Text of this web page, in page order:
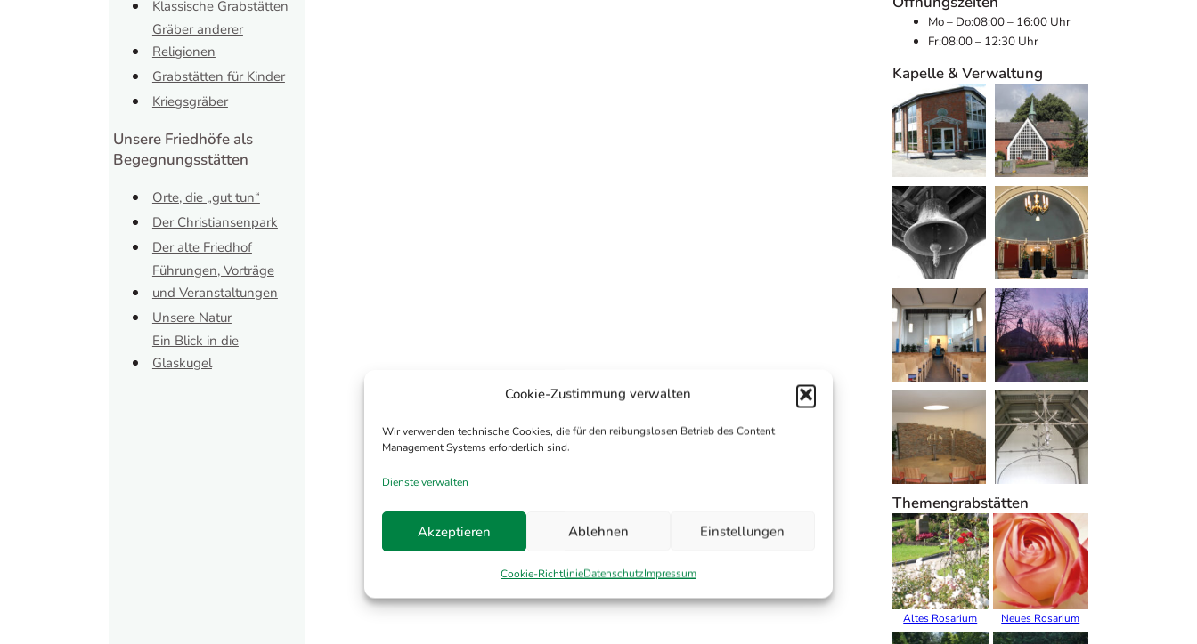
Cookie-Zustimmung verwalten
Wir verwenden technische Cookies, die für den reibungslosen Betrieb des Content
Management Systems erforderlich sind.
Dienste verwalten
Akzeptieren Ablehnen Einstellungen
Cookie-RichtlinieDatenschutzImpressum
Klassische Grabstätten
Gräber anderer
Religionen
Grabstätten für Kinder
Kriegsgräber
Unsere Friedhöfe als
Begegnungsstätten
Orte, die „gut tun“
Der Christiansenpark
Der alte Friedhof
Führungen, Vorträge
und Veranstaltungen
Unsere Natur
Ein Blick in die
Glaskugel
Mo – Do:08:00 – 16:00 Uhr
Fr:08:00 – 12:30 Uhr
Kapelle & Verwaltung
Themengrabstätten
Altes Rosarium Neues Rosarium